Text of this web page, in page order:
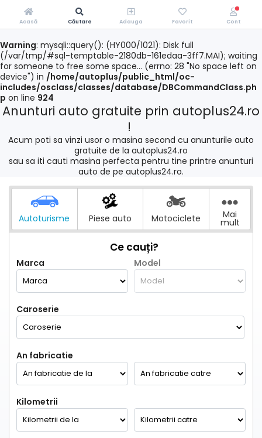
Warning: mysqli::query(): (HY000/1021): Disk full
(/var/tmp/#sql-temptable-2180db-161edaa-3ff7.MAI); waiting
for someone to free some space... (errno: 28 "No space left on
device") in /home/autoplus/public_html/oc-
includes/osclass/classes/database/DBCommandClass.ph
p on line 924
Anunturi auto gratuite prin autoplus24.ro
!
Acum poti sa vinzi usor o masina second cu anunturile auto
gratuite de la autoplus24.ro
sau sa iti cauti masina perfecta pentru tine printre anunturi
auto de pe autoplus24.ro.
Autoturisme Piese auto Motociclete Mai
mult
Ce cauți?
Marca Model
Caroserie
An fabricatie
Kilometrii
Acasă Căutare Adauga Favorit Cont